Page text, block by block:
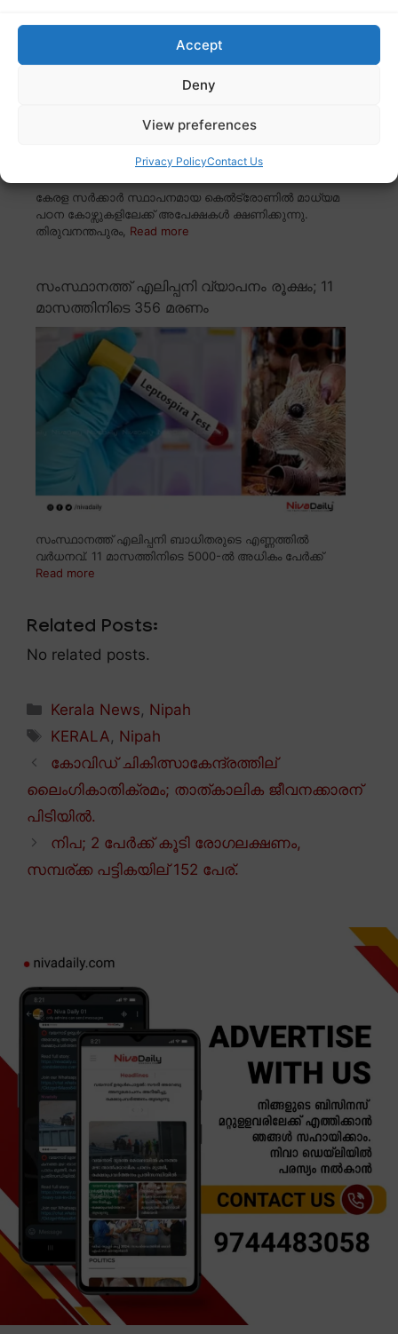
Accept
Deny
View preferences
Privacy PolicyContact Us
കേരള സർക്കാർ സ്ഥാപനമായ കെൽട്രോണിൽ മാധ്യമ
പഠന കോഴ്സുകളിലേക്ക് അപേക്ഷകൾ ക്ഷണിക്കുന്നു.
തിരുവനന്തപുരം, Read more
സംസ്ഥാനത്ത് എലിപ്പനി വ്യാപനം രൂക്ഷം; 11
മാസത്തിനിടെ 356 മരണം
സംസ്ഥാനത്ത് എലിപ്പനി ബാധിതരുടെ എണ്ണത്തിൽ
വർധനവ്. 11 മാസത്തിനിടെ 5000-ൽ അധികം പേർക്ക്
Read more
Related Posts:
No related posts.
Categories
Kerala News, Nipah
Tags
KERALA, Nipah
കോവിഡ് ചികിത്സാകേന്ദ്രത്തില്
ലൈംഗികാതിക്രമം; താത്കാലിക ജീവനക്കാരന്
പിടിയിൽ.
നിപ; 2 പേർക്ക് കൂടി രോഗലക്ഷണം,
സമ്പര്ക്ക പട്ടികയില് 152 പേര്.